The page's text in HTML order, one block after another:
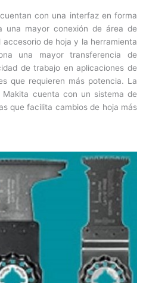
con una interfaz en forma
una mayor conexión de área de
de hoja y la herramienta
una mayor transferencia de
de trabajo en aplicaciones de
que requieren más potencia. La
Makita cuenta con un sistema de
que facilita cambios de hoja más